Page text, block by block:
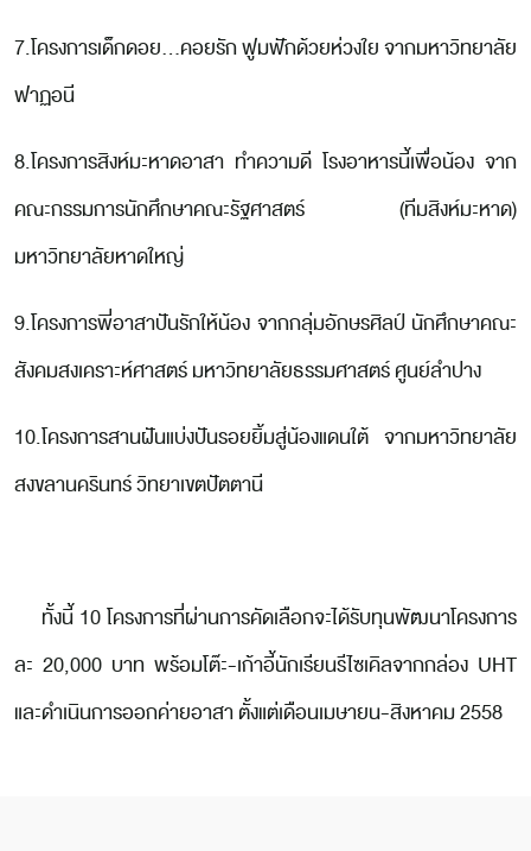
7.โครงการเด็กดอย...คอยรัก ฟูมฟักด้วยห่วงใย จากมหาวิทยาลัย
ฟาฏอนี
8.โครงการสิงห์มะหาดอาสา ทำความดี โรงอาหารนี้เพื่อน้อง จาก
คณะกรรมการนักศึกษาคณะรัฐศาสตร์ (ทีมสิงห์มะหาด)
มหาวิทยาลัยหาดใหญ่
9.โครงการพี่อาสาปันรักให้น้อง จากกลุ่มอักษรศิลป์ นักศึกษาคณะ
สังคมสงเคราะห์ศาสตร์ มหาวิทยาลัยธรรมศาสตร์ ศูนย์ลำปาง
10.โครงการสานฝันแบ่งปันรอยยิ้มสู่น้องแดนใต้ จากมหาวิทยาลัย
สงขลานครินทร์ วิทยาเขตปัตตานี
ทั้งนี้ 10 โครงการที่ผ่านการคัดเลือกจะได้รับทุนพัฒนาโครงการ
ละ 20,000 บาท พร้อมโต๊ะ-เก้าอี้นักเรียนรีไซเคิลจากกล่อง UHT
และดำเนินการออกค่ายอาสา ตั้งแต่เดือนเมษายน-สิงหาคม 2558